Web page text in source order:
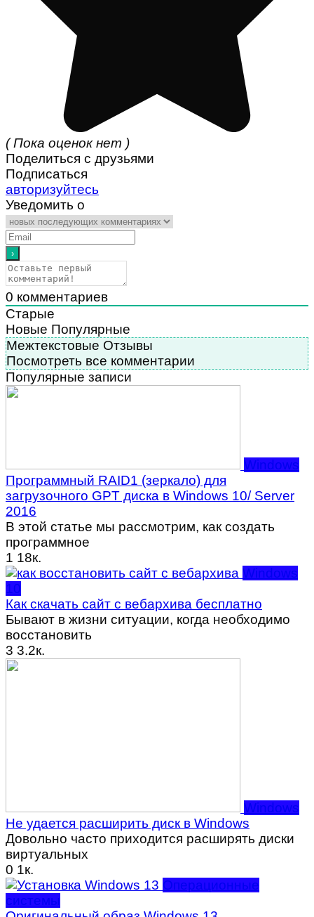
( Пока оценок нет )
Поделиться с друзьями
Подписаться
авторизуйтесь
Уведомить о
0 комментариев
Старые
Новые Популярные
Межтекстовые Отзывы
Посмотреть все комментарии
Популярные записи
Windows
Программный RAID1 (зеркало) для
загрузочного GPT диска в Windows 10/ Server
2016
В этой статье мы рассмотрим, как создать
программное
1 18к.
Windows
10
Как скачать сайт с вебархива бесплатно
Бывают в жизни ситуации, когда необходимо
восстановить
3 3.2к.
Windows
Не удается расширить диск в Windows
Довольно часто приходится расширять диски
виртуальных
0 1к.
Операционные
системы